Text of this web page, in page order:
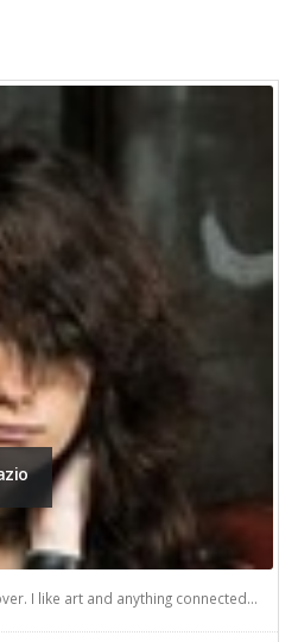
I like art and anything connected...